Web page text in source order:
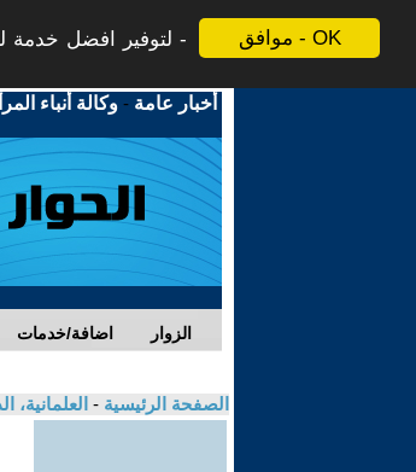
موافق - OK
لتوفير افضل خدمة
أخبار عامة -وكالة أنباء
اضافة/خدمات الزوار
الصفحة الرئيسية -